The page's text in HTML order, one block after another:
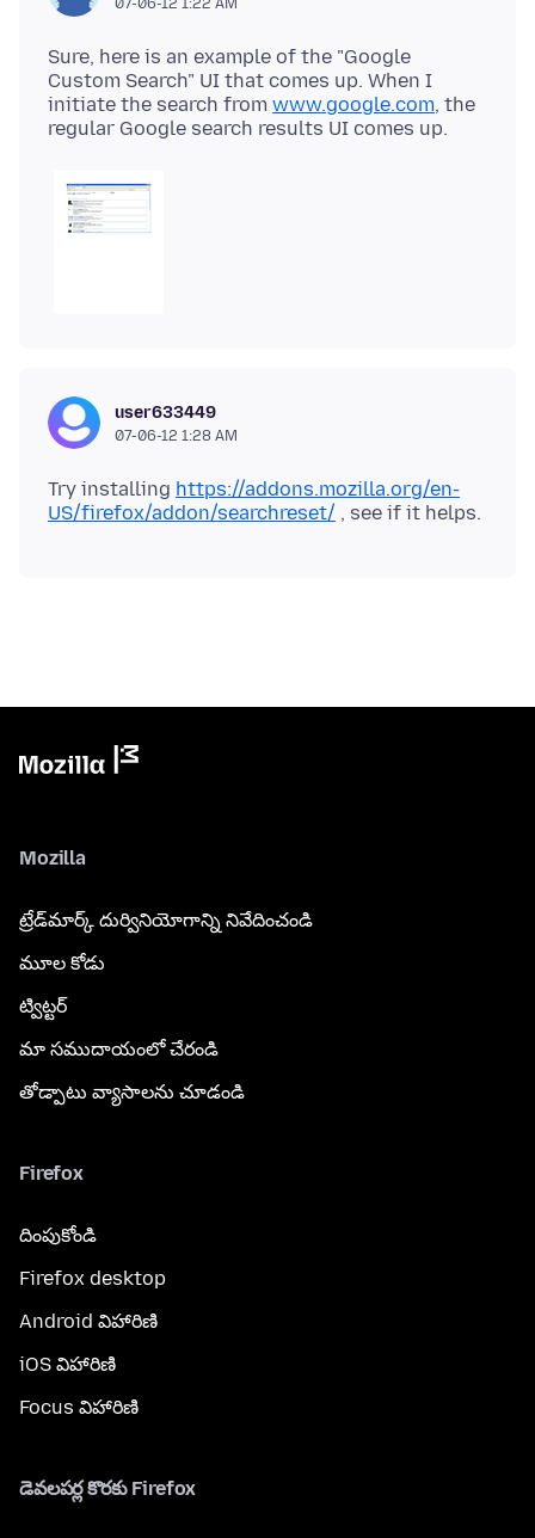
Sure, here is an example of the "Google
Custom Search" UI that comes up. When I
initiate the search from www.google.com, the
user633449
07-06-12 1:28 AM
Try installing https://addons.mozilla.org/en-
US/firefox/addon/searchreset/
Mozilla
ట్రేడ్‌మార్క్ దుర్వినియోగాన్ని నివేదించండి
మూల కోడు
ట్విట్టర్
మా సముదాయంలో చేరండి
తోడ్పాటు వ్యాసాలను చూడండి
Firefox
దింపుకోండి
Firefox desktop
Android విహారిణి
iOS విహారిణి
Focus విహారిణి
డెవలపర్ల కొరకు Firefox